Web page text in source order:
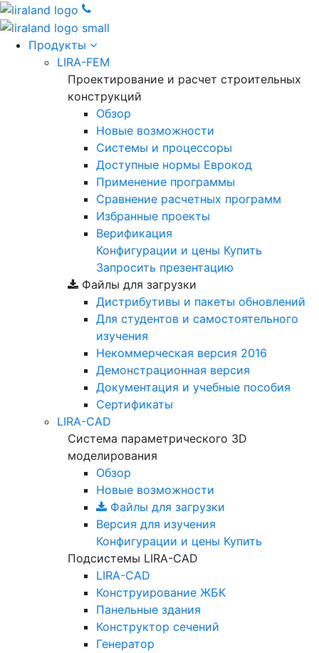
Продукты
LIRA-FEM
Проектирование и расчет строительных
конструкций
Обзор
Новые возможности
Cистемы и процессоры
Доступные нормы Еврокод
Применение программы
Сравнение расчетных программ
Избранные проекты
Верификация
Конфигурации и цены Купить
Запросить презентацию
Файлы для загрузки
Дистрибутивы и пакеты обновлений
Для студентов и самостоятельного
изучения
Некоммерческая версия 2016
Демонстрационная версия
Документация и учебные пособия
Сертификаты
LIRA-CAD
Система параметрического 3D
моделирования
Обзор
Новые возможности
Файлы для загрузки
Версия для изучения
Конфигурации и цены Купить
Подсистемы LIRA-CAD
LIRA-CAD
Конструирование ЖБК
Панельные здания
Конструктор сечений
Генератор